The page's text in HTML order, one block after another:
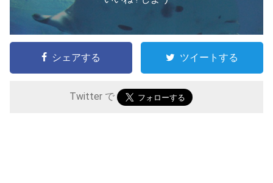
シェアする ツイートする
Twitter で